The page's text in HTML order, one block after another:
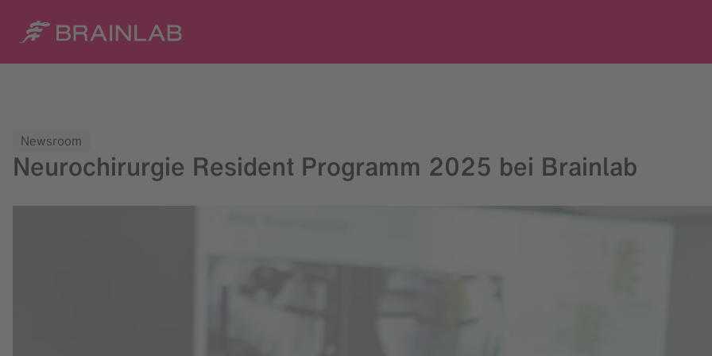
Newsroom
Neurochirurgie Resident Programm 2025 bei Brainlab